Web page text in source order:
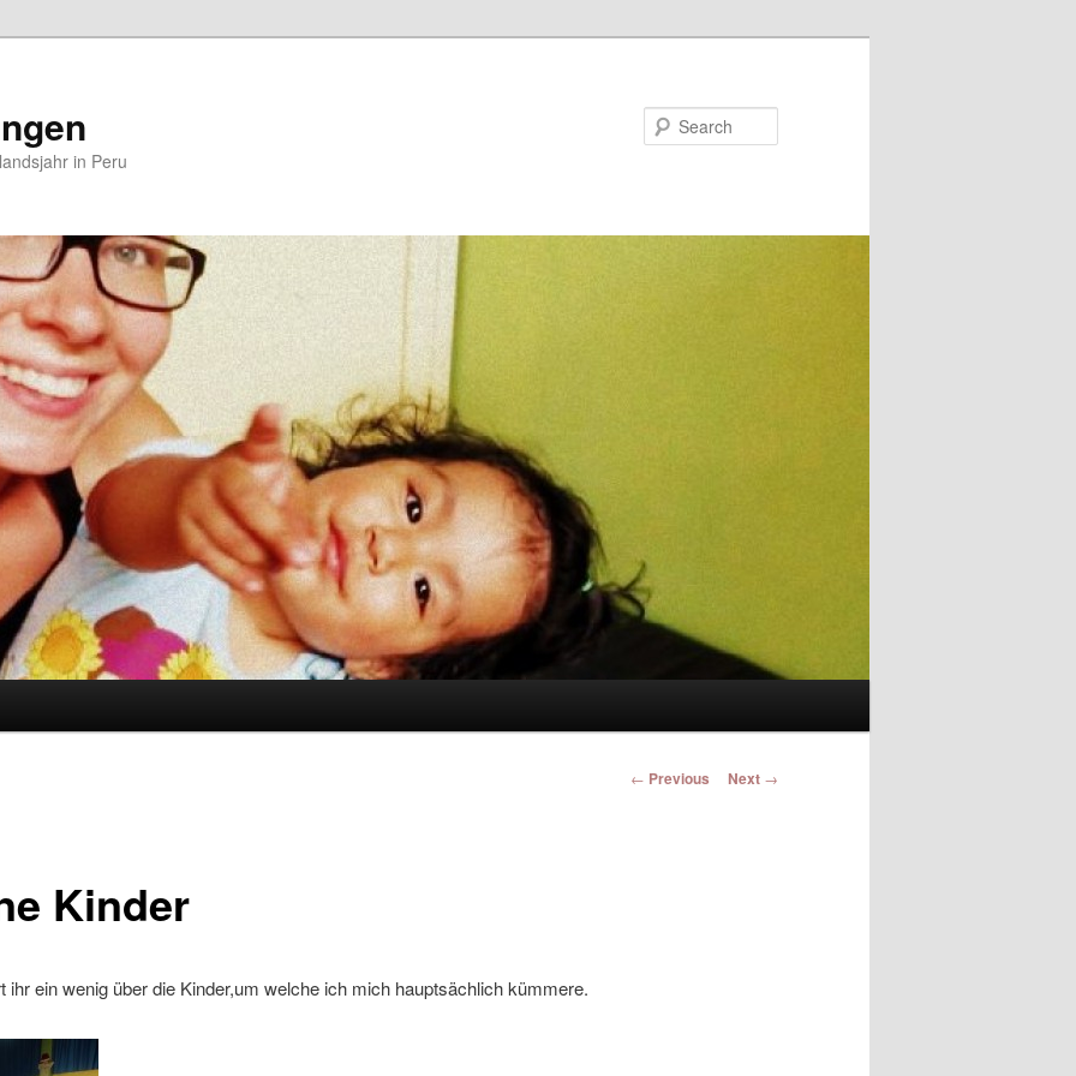
in Peru
Post navigation
← Previous Next →
Kinder
ihr ein wenig über die Kinder,um welche ich mich hauptsächlich kümmere.